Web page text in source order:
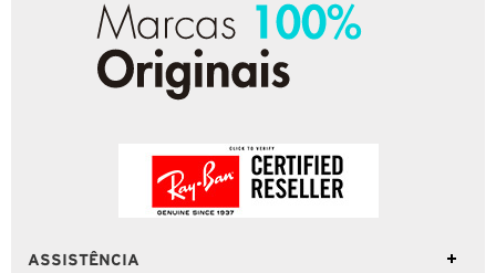
ASSISTÊNCIA